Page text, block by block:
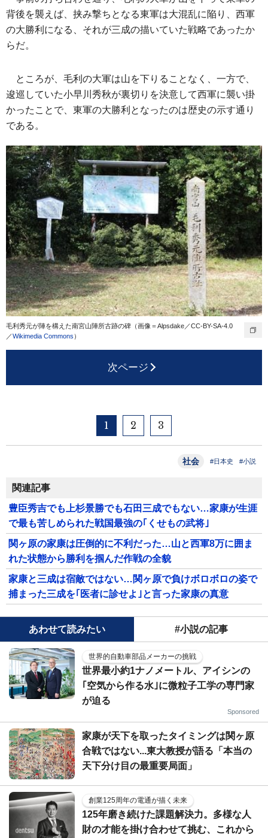
背後を襲えば、挟み撃ちとなる東軍は大混乱に陥り、西軍
の大勝利になる、それが三成の描いていた戦略であったか
らだ。
ところが、毛利の大軍は山を下りることなく、一方で、
逡巡していた小早川秀秋が裏切りを決意して西軍に襲い掛
かったことで、東軍の大勝利となったのは歴史の示す通り
である。
毛利秀元が陣を構えた南宮山陣所古跡の碑（画像＝Alpsdake／CC-BY-SA-4.0
／Wikimedia Commons ）
次ページ
1 2 3
社会 #日本史 #小説
関連記事
豊臣秀吉でも上杉景勝でも石田三成でもない…家康が生涯
で最も苦しめられた戦国最強の｢くせもの武将｣
関ヶ原の家康は圧倒的に不利だった…山と西軍8万に囲ま
れた状態から勝利を掴んだ作戦の全貌
家康と三成は宿敵ではない…関ヶ原で負けボロボロの姿で
捕まった三成を｢医者に診せよ｣と言った家康の真意
あわせて読みたい #小説の記事
世界的自動車部品メーカーの挑戦
世界最小約1ナノメートル、アイシンの
｢空気から作る水｣に微粒子工学の専門家
が迫る
Sponsored
家康が天下を取ったタイミングは関ヶ原
合戦ではない...東大教授が語る「本当の
天下分け目の最重要局面」
創業125周年の電通が描く未来
125年磨き続けた課題解決力。多様な人
財の才能を掛け合わせて挑む、これから